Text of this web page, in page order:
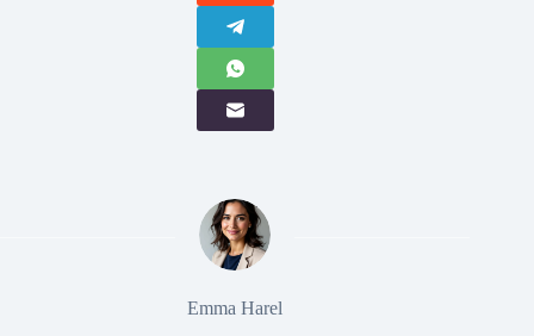
Emma Harel